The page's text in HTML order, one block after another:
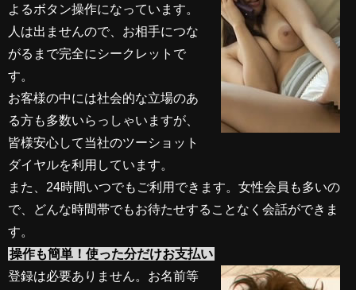
よるボタン操作になっています。
人は出ませんので、お相手につな
がるまで完全にシークレットで
す。
お客様の中には社会的な立場のあ
る方も多数いらっしゃいますが、
皆様安心して当社のツーショット
ダイヤルを利用しています。
また、24時間いつでもご利用できます。女性会員も多いの
で、どんな時間帯でもお待たせすることなく会話ができま
す。
操作も簡単！使った分だけお支払い
登録は必要ありません。お名前等